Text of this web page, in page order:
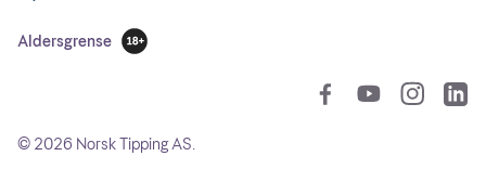
Aldersgrense
18 år
© 2026 Norsk Tipping AS.